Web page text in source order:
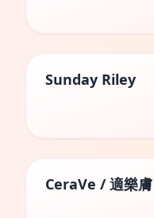
Sunday Riley
CeraVe / 適樂膚